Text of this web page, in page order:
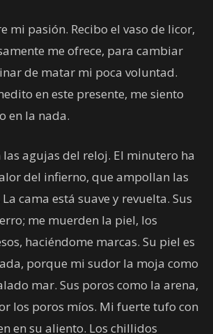
mi pasión. Recibo el vaso de licor,
me ofrece, para cambiar
de matar mi poca voluntad.
en este presente, me siento
en la nada.
las agujas del reloj. El minutero ha
del infierno, que ampollan las
cama está suave y revuelta. Sus
me muerden la piel, los
haciéndome marcas. Su piel es
porque mi sudor la moja como
mar. Sus poros como la arena,
los poros míos. Mi fuerte tufo con
en su aliento. Los chillidos